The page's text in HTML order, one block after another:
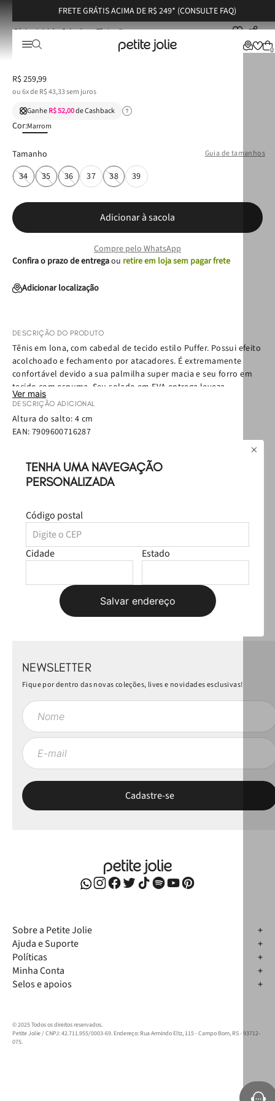
FRETE GRÁTIS ACIMA DE R$ 249* (CONSULTE FAQ)
TENHA UMA NAVEGAÇÃO
PERSONALIZADA
Código postal
Cidade Estado
Salvar endereço
0
Calçados Tênis Tênis Petite Jolie Start Branco/Chocolate PJ7537
Tênis Petite Jolie Start Branco/Chocolate PJ7537
R$ 259,99
ou6x deR$43,33sem juros
GanheR$ 52,00de Cashback
Cor:Marrom
Guia de tamanhos
Tamanho
34
35 36 37 38 39
Adicionar à sacola
Compre pelo WhatsApp
Confira o prazo de entregaou retire em loja sem pagar frete
Adicionar localização
DESCRIÇÃO DO PRODUTO
Tênis em lona, com cabedal de tecido estilo Puffer. Possui efeito
acolchoado e fechamento por atacadores. É extremamente
confortável devido a sua palmilha super macia e seu forro em
tecido com espuma. Seu solado em EVA entrega leveza,
tecnologia, amortecimento e muito conforto. O Start é aquele
modelo que você não vai querer tirar dos pés!
Ver mais
DESCRIÇÃO ADICIONAL
Altura do salto: 4 cm
EAN: 7909600716287
Como cuidar
Carregando…
Faça login para escrever uma avaliação.
Mais recentes Todos
Carregando avaliações…
NEWSLETTER
Fique por dentro das novas coleções, lives e novidades esclusivas!
Sobre a Petite Jolie
Ajuda e Suporte
Políticas
Minha Conta
Selos e apoios
© 2025 Todos os direitos reservados.
Petite Jolie / CNPJ: 42.711.955/0003-69. Endereço: Rua Armindo Eltz, 115 - Campo Bom, RS - 93712-
075.